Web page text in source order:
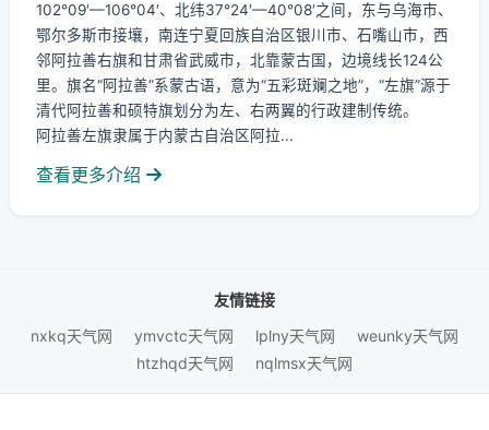
102°09′—106°04′、北纬37°24′—40°08′之间，东与乌海市、
鄂尔多斯市接壤，南连宁夏回族自治区银川市、石嘴山市，西
邻阿拉善右旗和甘肃省武威市，北靠蒙古国，边境线长124公
里。旗名“阿拉善”系蒙古语，意为“五彩斑斓之地”，“左旗”源于
清代阿拉善和硕特旗划分为左、右两翼的行政建制传统。
阿拉善左旗隶属于内蒙古自治区阿拉...
查看更多介绍
友情链接
nxkq天气网
ymvctc天气网 lplny天气网
weunky天气网
htzhqd天气网
nqlmsx天气网